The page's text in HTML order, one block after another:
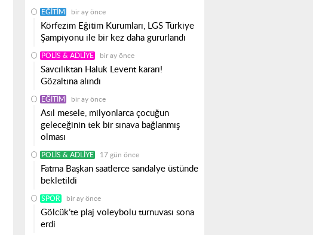
EĞITIM bir ay önce
Körfezim Eğitim Kurumları, LGS Türkiye
Şampiyonu ile bir kez daha gururlandı
POLIS & ADLIYE bir ay önce
Savcılıktan Haluk Levent kararı!
Gözaltına alındı
EĞITIM bir ay önce
Asıl mesele, milyonlarca çocuğun
geleceğinin tek bir sınava bağlanmış
olması
POLIS & ADLIYE 17 gün önce
Fatma Başkan saatlerce sandalye üstünde
bekletildi
SPOR bir ay önce
Gölcük’te plaj voleybolu turnuvası sona
erdi